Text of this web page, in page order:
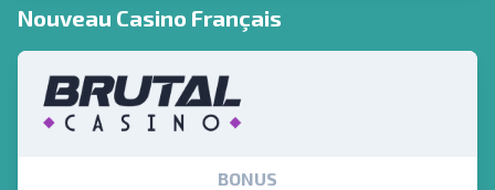
Nouveau Casino Français
BONUS